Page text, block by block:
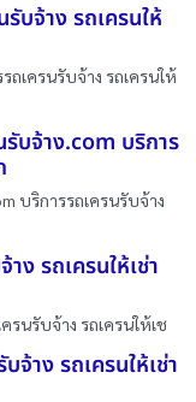
บจ้าง รถเครนให้
ถเครนรับจ้าง รถเครนให้
รับจ้าง.com บริการ
บริการรถเครนรับจ้าง
ง รถเครนให้เช่า
รนรับจ้าง รถเครนให้เช
จ้าง รถเครนให้เช่า